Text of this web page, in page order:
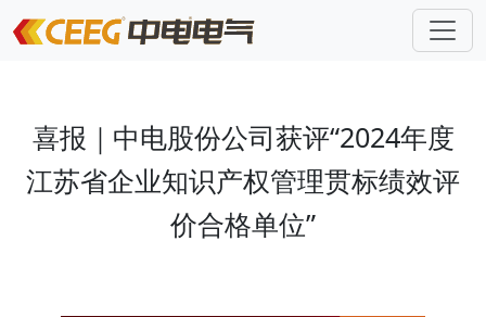
喜报｜中电股份公司获评“2024年度
江苏省企业知识产权管理贯标绩效评
价合格单位”